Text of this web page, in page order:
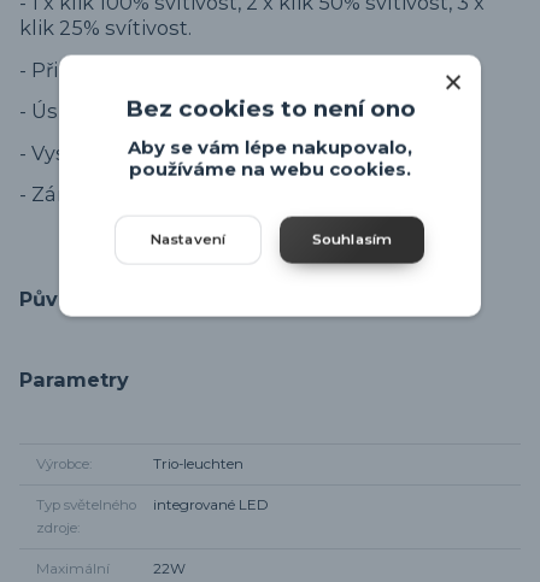
klik 25% svítivost.
- Při prvním rozsvícení se zapne vždy na 100%.
- Úsporné svítidlo 22W.
- Vysoká svítivost max 2200lm.
- Záruka 5 let na LED technologii.
Původ zboží
Parametry
Výrobce Trio-leuchten
Typ světelného
zdroje
integrované LED
Maximální
22W
Bez cookies to není ono
Aby se vám lépe nakupovalo,
používáme na webu cookies.
Nastavení Souhlasím